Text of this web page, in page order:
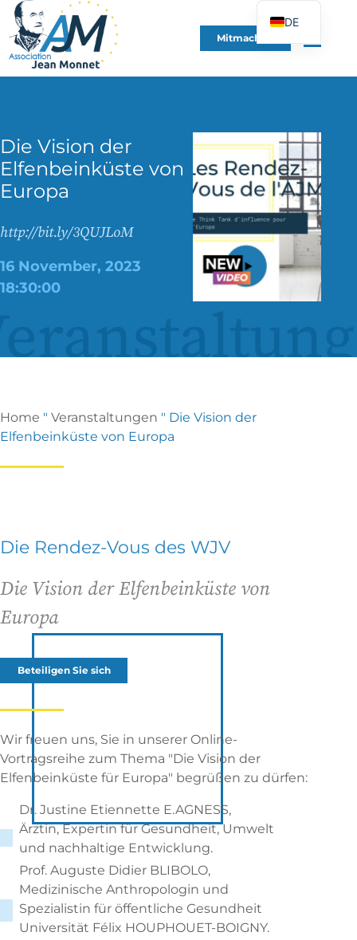
Mitmachen
Die Vision der
Elfenbeinküste von
Europa
http://bit.ly/3QUJLoM
16 November, 2023
18:30:00
Home " Veranstaltungen " Die Vision der
Elfenbeinküste von Europa
Die Rendez-Vous des WJV
Die Vision der Elfenbeinküste von
Europa
Beteiligen Sie sich
Wir freuen uns, Sie in unserer Online-
Vortragsreihe zum Thema "Die Vision der
Elfenbeinküste für Europa" begrüßen zu dürfen:
Dr. Justine Etiennette E.AGNESS,
Ärztin, Expertin für Gesundheit, Umwelt
und nachhaltige Entwicklung.
Prof. Auguste Didier BLIBOLO,
Medizinische Anthropologin und
Spezialistin für öffentliche Gesundheit
Universität Félix HOUPHOUET-BOIGNY.
DE
FR
EN
PL
UK